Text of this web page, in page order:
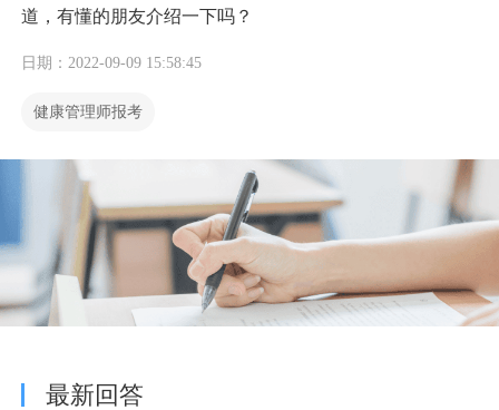
道，有懂的朋友介绍一下吗？
日期：2022-09-09 15:58:45
健康管理师报考
最新回答